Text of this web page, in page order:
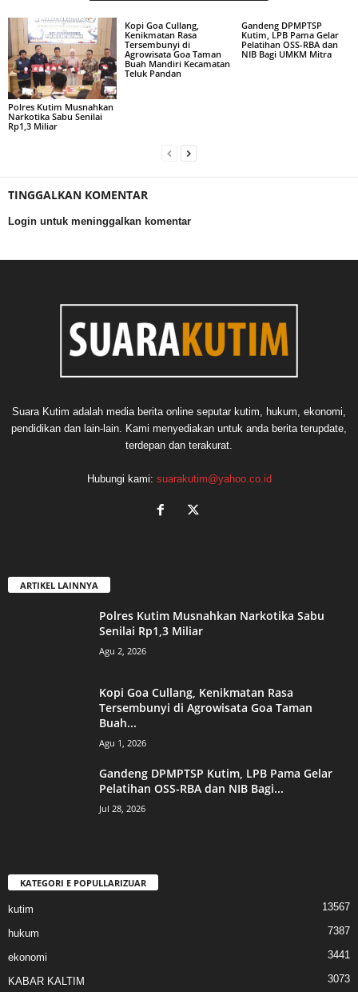
Polres Kutim Musnahkan
Narkotika Sabu Senilai
Rp1,3 Miliar
Kopi Goa Cullang,
Kenikmatan Rasa
Tersembunyi di
Agrowisata Goa Taman
Buah Mandiri Kecamatan
Teluk Pandan
Gandeng DPMPTSP
Kutim, LPB Pama Gelar
Pelatihan OSS-RBA dan
NIB Bagi UMKM Mitra
TINGGALKAN KOMENTAR
Login untuk meninggalkan komentar
Suara Kutim adalah media berita online seputar kutim, hukum, ekonomi,
pendidikan dan lain-lain. Kami menyediakan untuk anda berita terupdate,
terdepan dan terakurat.
Hubungi kami: suarakutim@yahoo.co.id
ARTIKEL LAINNYA
Polres Kutim Musnahkan Narkotika Sabu
Senilai Rp1,3 Miliar
Agu 2, 2026
Kopi Goa Cullang, Kenikmatan Rasa
Tersembunyi di Agrowisata Goa Taman
Buah...
Agu 1, 2026
Gandeng DPMPTSP Kutim, LPB Pama Gelar
Pelatihan OSS-RBA dan NIB Bagi...
Jul 28, 2026
KATEGORI E POPULLARIZUAR
kutim 13567
hukum 7387
ekonomi 3441
KABAR KALTIM 3073